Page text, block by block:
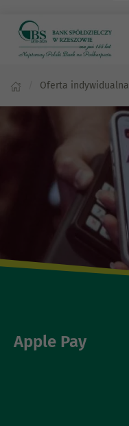
Oferta indywidualna
Apple Pay